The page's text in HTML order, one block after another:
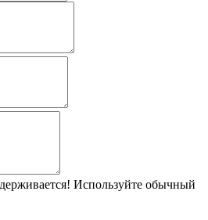
Используйте обычный